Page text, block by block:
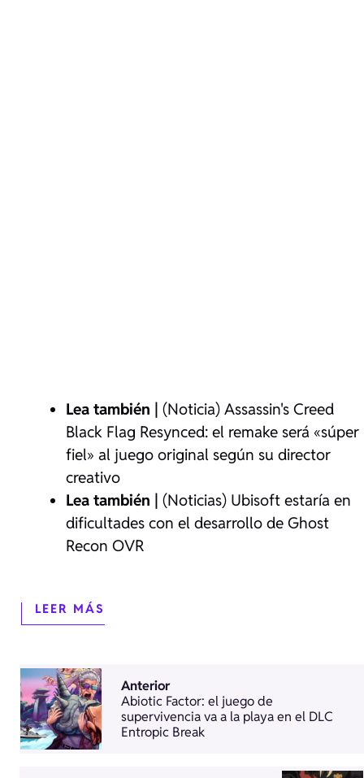
Lea también | (Noticia) Assassin's Creed
Black Flag Resynced: el remake será «súper
fiel» al juego original según su director
creativo
Lea también | (Noticias) Ubisoft estaría en
dificultades con el desarrollo de Ghost
Recon OVR
LEER MÁS
Anterior
Abiotic Factor: el juego de
supervivencia va a la playa en el DLC
Entropic Break